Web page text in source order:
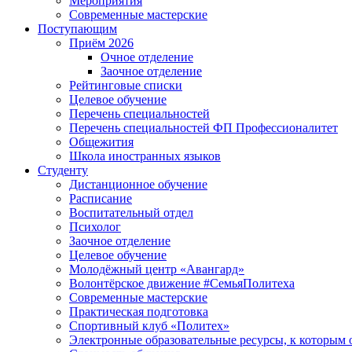
Современные мастерские
Поступающим
Приём 2026
Очное отделение
Заочное отделение
Рейтинговые списки
Целевое обучение
Перечень специальностей
Перечень специальностей ФП Профессионалитет
Общежития
Школа иностранных языков
Студенту
Дистанционное обучение
Расписание
Воспитательный отдел
Психолог
Заочное отделение
Целевое обучение
Молодёжный центр «Авангард»
Волонтёрское движение #СемьяПолитеха
Современные мастерские
Практическая подготовка
Спортивный клуб «Политех»
Электронные образовательные ресурсы, к которым